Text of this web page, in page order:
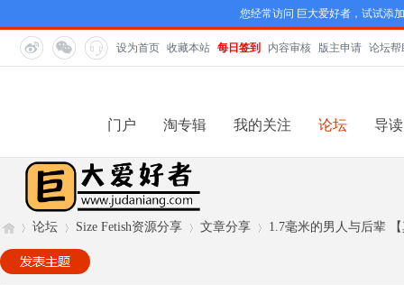
您经常访问 巨大爱好者，试试添
设为首页 收藏本站 每日签到 内容审核 版主申请 论坛帮
门户 淘专辑 我的关注 论坛 导读
论坛 Size Fetish资源分享 文章分享 1.7毫米的男人与后辈